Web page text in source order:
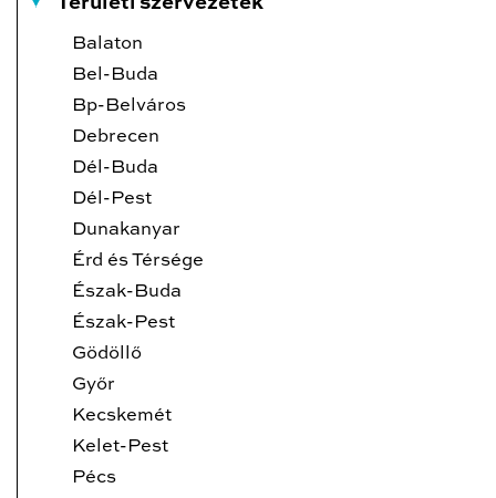
Balaton
Bel-Buda
Bp-Belváros
Debrecen
Dél-Buda
Dél-Pest
Dunakanyar
Érd és Térsége
Észak-Buda
Észak-Pest
Gödöllő
Győr
Kecskemét
Kelet-Pest
Pécs